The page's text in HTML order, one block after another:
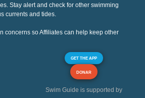
Stay alert and check for other swimming
currents and tides.
concerns so Affiliates can help keep other
GET THE APP
DONAR
Swim Guide is supported by